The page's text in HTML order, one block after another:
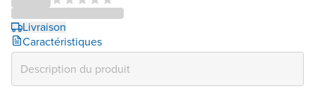
Livraison
Caractéristiques